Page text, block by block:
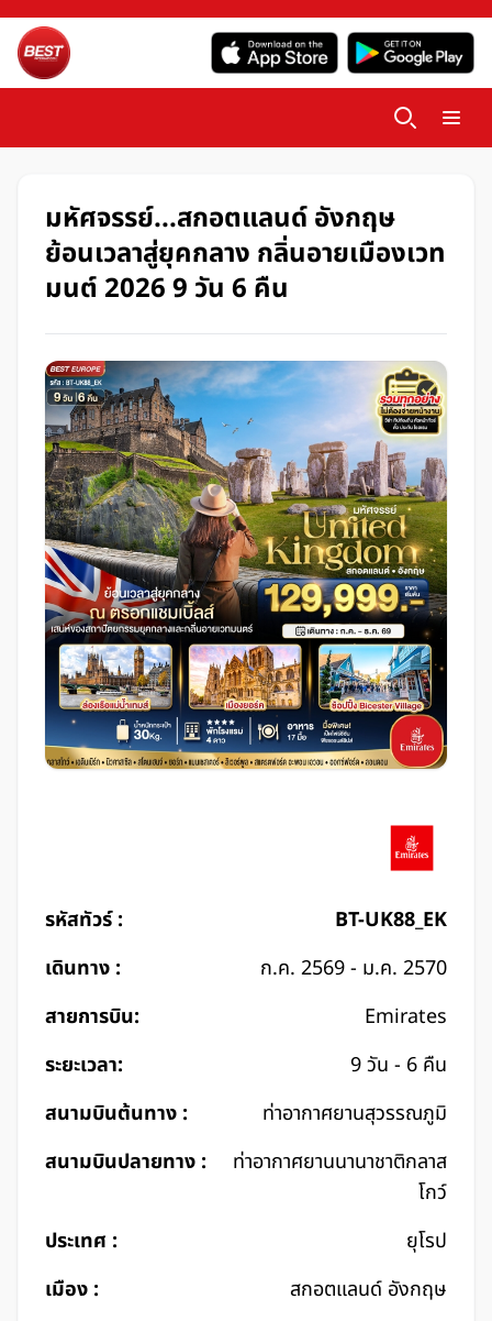
มหัศจรรย์...สกอตแลนด์ อังกฤษ
ย้อนเวลาสู่ยุคกลาง กลิ่นอายเมืองเวท
มนต์ 2026 9 วัน 6 คืน
รหัสทัวร์ :
BT-UK88_EK
เดินทาง :
ก.ค. 2569 - ม.ค. 2570
สายการบิน:
Emirates
ระยะเวลา:
9 วัน - 6 คืน
สนามบินต้นทาง :
ท่าอากาศยานสุวรรณภูมิ
สนามบินปลายทาง :
ท่าอากาศยานนานาชาติกลาส
โกว์
ประเทศ :
ยุโรป
เมือง :
สกอตแลนด์ อังกฤษ